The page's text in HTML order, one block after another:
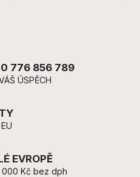
776 856 789
ÚSPĚCH
EVROPĚ
000 Kč bez dph